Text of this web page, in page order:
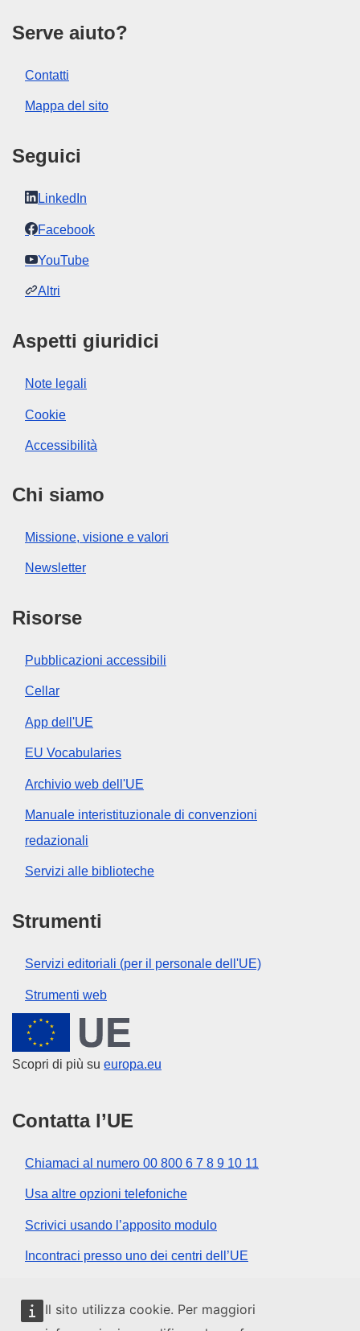
Il sito utilizza cookie. Per maggiori
Serve aiuto?
Contatti
Mappa del sito
Seguici
LinkedIn
Facebook
YouTube
Altri
Aspetti giuridici
Note legali
Cookie
Accessibilità
Chi siamo
Missione, visione e valori
Newsletter
Risorse
Pubblicazioni accessibili
Cellar
App dell'UE
EU Vocabularies
Archivio web dell'UE
Manuale interistituzionale di convenzioni
redazionali
Servizi alle biblioteche
Strumenti
Servizi editoriali (per il personale dell'UE)
Strumenti web
Unione europea
Scopri di più su europa.eu
Contatta l’UE
Chiamaci al numero 00 800 6 7 8 9 10 11
Usa altre opzioni telefoniche
Scrivici usando l’apposito modulo
Incontraci presso uno dei centri dell’UE
Social media